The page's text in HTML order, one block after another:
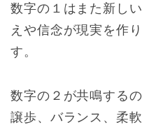
数字の１はまた新し
えや信念が現実を作
す。
数字の２が共鳴する
譲歩、バランス、柔